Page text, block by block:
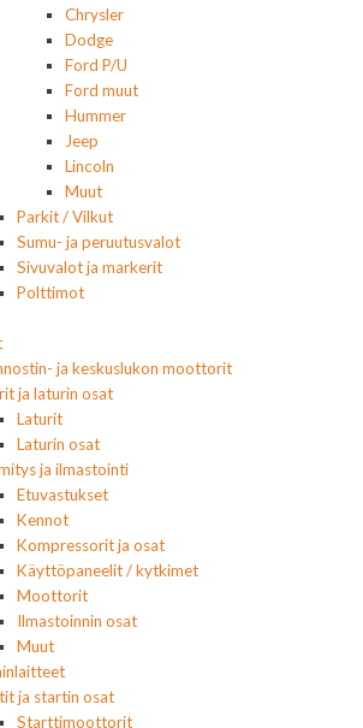
Chrysler
Dodge
Ford P/U
Ford muut
Hummer
Jeep
Lincoln
Muut
Parkit / Vilkut
Sumu- ja peruutusvalot
Sivuvalot ja markerit
Polttimot
ja keskuslukon moottorit
ja laturin osat
Laturit
Laturin osat
ja ilmastointi
Etuvastukset
Kennot
Kompressorit ja osat
Käyttöpaneelit / kytkimet
Moottorit
Ilmastoinnin osat
Muut
ja startin osat
Starttimoottorit